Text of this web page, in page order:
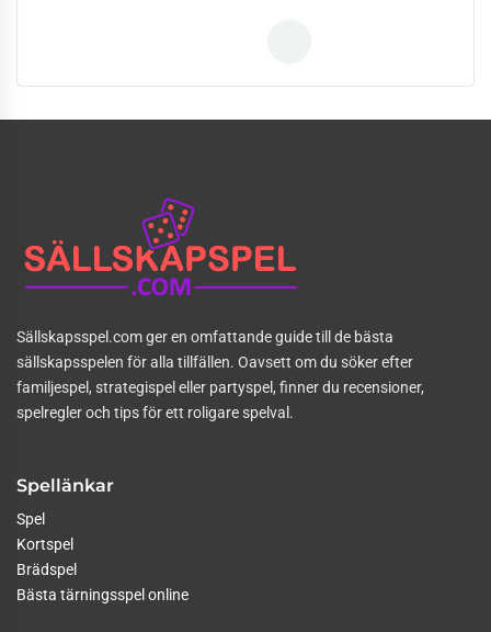
Sällskapsspel.com ger en omfattande guide till de bästa
sällskapsspelen för alla tillfällen. Oavsett om du söker efter
familjespel, strategispel eller partyspel, finner du recensioner,
spelregler och tips för ett roligare spelval.
Spellänkar
Spel
Kortspel
Brädspel
Bästa tärningsspel online